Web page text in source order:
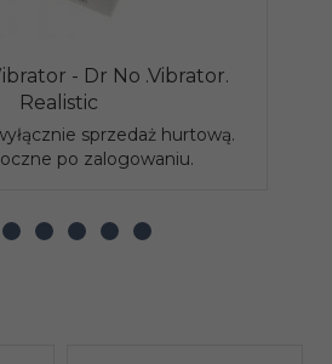
- Dr No .Vibrator.
Realistic
sprzedaż hurtową.
po zalogowaniu.